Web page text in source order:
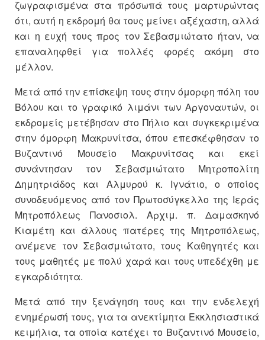
ζωγραφισμένα στα πρόσωπά τους μαρτυρώντας
ότι, αυτή η εκδρομή θα τους μείνει αξέχαστη, αλλά
και η ευχή τους προς τον Σεβασμιώτατο ήταν, να
επαναληφθεί για πολλές φορές ακόμη στο
μέλλον.
Μετά από την επίσκεψη τους στην όμορφη πόλη του
Βόλου και το γραφικό λιμάνι των Αργοναυτών, οι
εκδρομείς μετέβησαν στο Πήλιο και συγκεκριμένα
στην όμορφη Μακρυνίτσα, όπου επεσκέφθησαν το
Βυζαντινό Μουσείο Μακρυνίτσας και εκεί
συνάντησαν τον Σεβασμιώτατο Μητροπολίτη
Δημητριάδος και Αλμυρού κ. Ιγνάτιο, ο οποίος
συνοδευόμενος από τον Πρωτοσύγκελλο της Ιεράς
Μητροπόλεως Πανοσιολ. Αρχιμ. π. Δαμασκηνό
Κιαμέτη και άλλους πατέρες της Μητροπόλεως,
ανέμενε τον Σεβασμιώτατο, τους Καθηγητές και
τους μαθητές με πολύ χαρά και τους υπεδέχθη με
εγκαρδιότητα.
Μετά από την ξενάγηση τους και την ενδελεχή
ενημέρωσή τους, για τα ανεκτίμητα Εκκλησιαστικά
κειμήλια, τα οποία κατέχει το Βυζαντινό Μουσείο,